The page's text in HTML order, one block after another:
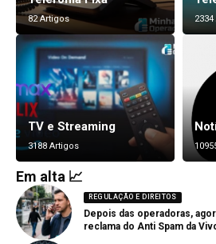
82 Artigos
TV e Streaming
3188 Artigos
Em alta 📈
REGULAÇÃO E DIREITOS
Depois das operadoras,
reclama do Anti Spam da